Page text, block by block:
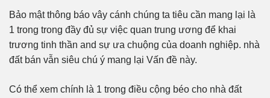
Bảo mật thông báo vây cánh chúng ta tiêu cần mang lại là
1 trong trong đầy đủ sự việc quan trung ương để khai
trương tinh thần and sự ưa chuộng của doanh nghiệp. nhà
đất bán vẫn siêu chú ý mang lại Vấn đề này.
Có thể xem chính là 1 trong điều cộng béo cho nhà đất